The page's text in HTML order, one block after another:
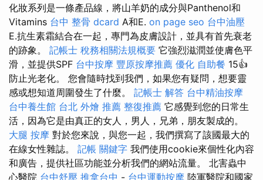
化妝系列是一條產品線，將山羊奶的成分與Panthenol和
Vitamins 台中 整骨 dcard A和E. on page seo 台中油壓
E.抗生素霜結合在一起，專門為皮膚設計，並具有首先衰老
的跡象。 記帳士 稅務相關法規概要 它強烈滋潤並使膚色平
滑，並提供SPF 台中按摩 豐原按摩推薦 優化 自助餐 15👍
防止光老化。 您會隨時找到我們，如果您有疑問，想要靈
感或想知道周圍發生了什麼。 記帳士 解答 台中精油按摩
台中養生館 台北 外燴 推薦 整復推薦 它感覺到您的日常生
活，因為它是由真正的女人，男人，兄弟，朋友製成的。
大腿 按摩 對於您來說，與您一起，我們撰寫了該國最大的
在線女性雜誌。 記帳 關鍵字 我們使用cookie來個性化內容
和廣告，提供社區功能並分析我們的網站流量。 北害蟲中
心醫院 台中舒壓 推拿台中 - 台中運動按摩 陸軍醫院和國家